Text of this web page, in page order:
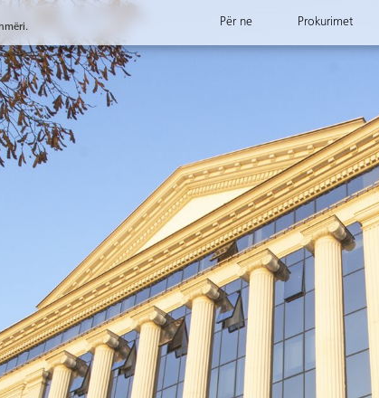
Për ne Prokurimet